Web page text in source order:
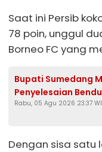
Saat ini Persib
78 poin, unggul
Borneo FC yang
Bupati Sumedang
Penyelesaian
Belum Berfungsi
Rabu, 05 Agu 2026 23:37
Dengan sisa satu